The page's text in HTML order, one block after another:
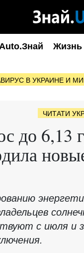
Жизнь
В УКРАИНЕ И
ЧИТАТИ
до 6,13
с июля и